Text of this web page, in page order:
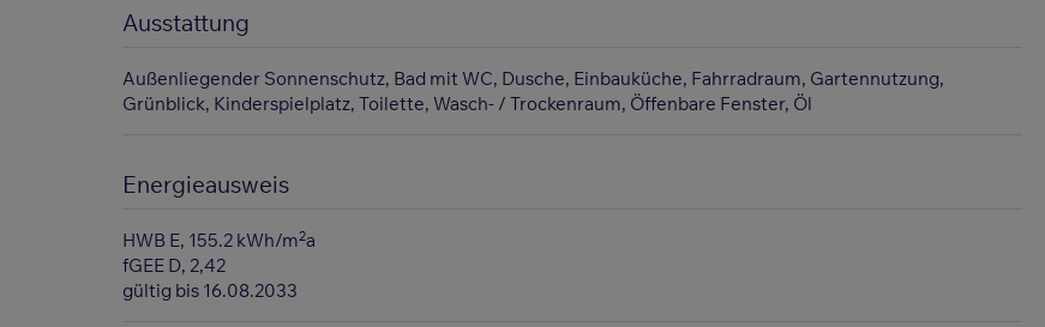
Ausstattung
Außenliegender Sonnenschutz Bad mit WC Dusche Einbauküche Fahrradraum Gartennutzung
Grünblick Kinderspielplatz Toilette Wasch- / Trockenraum Öffenbare Fenster Öl
Energieausweis
HWB E, 155.2 kWh/m2a
fGEE D, 2,42
gültig bis 16.08.2033